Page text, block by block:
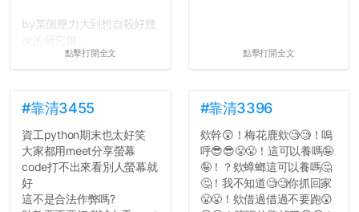
by某個壓力大到想自殺好幾
點擊打開全文 點擊打開全文
#靠清3455
資工python期末也太好笑
大家都用meet分享螢幕
code打不出來看別人螢幕就
好
這不是合法作弊嗎?
#靠清3396
欸幹😲！梅花鹿欸🧐🧐！嗚
呼😎😎😤😤！這可以養嗎🤪
🤪！？欸蟑螂這可以養嗎🤔
🤔！我不知道🧐🧐你抓回家
😤😤！欸借過借過不要跑😲